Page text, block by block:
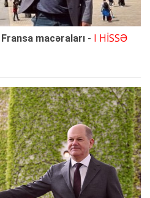
macəraları - I HİSSƏ